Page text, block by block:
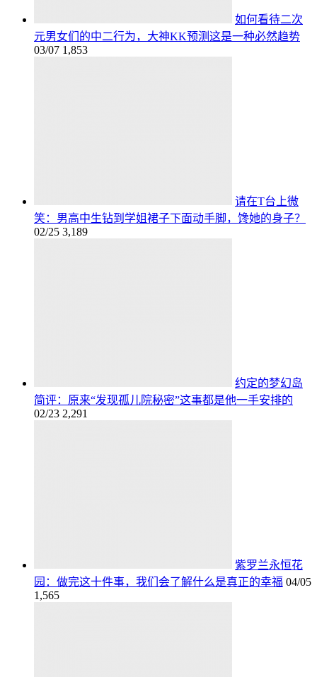
如何看待二次
元男女们的中二行为，大神KK预测这是一种必然趋势
03/07 1,853
请在T台上微
笑：男高中生钻到学姐裙子下面动手脚，馋她的身子？
02/25 3,189
约定的梦幻岛
简评：原来“发现孤儿院秘密”这事都是他一手安排的
02/23 2,291
紫罗兰永恒花
园：做完这十件事，我们会了解什么是真正的幸福 04/05
1,565